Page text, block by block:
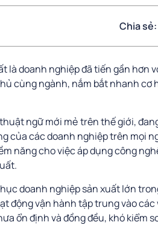
Chia sẻ:
là doanh nghiệp đã tiến gần hơn
cùng ngành, nắm bắt nhanh cơ
ngữ mới mẻ trên thế giới,
của các doanh nghiệp trên mọi
năng cho việc áp dụng công
doanh nghiệp sản xuất lớn
động vận hành tập trung vào các
ổn định và đồng đều, khó kiểm